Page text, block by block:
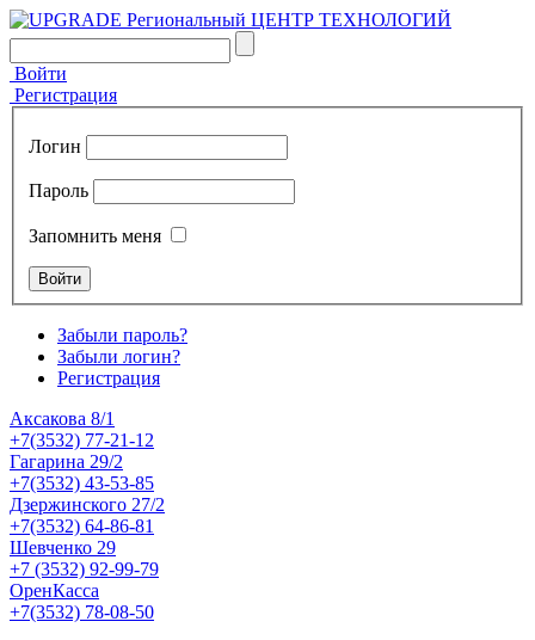
Войти
Регистрация
Логин
Пароль
Запомнить меня
Забыли пароль?
Забыли логин?
Регистрация
Аксакова 8/1
+7(3532) 77-21-12
Гагарина 29/2
+7(3532) 43-53-85
Дзержинского 27/2
+7(3532) 64-86-81
Шевченко 29
+7 (3532) 92-99-79
ОренКасса
+7(3532) 78-08-50